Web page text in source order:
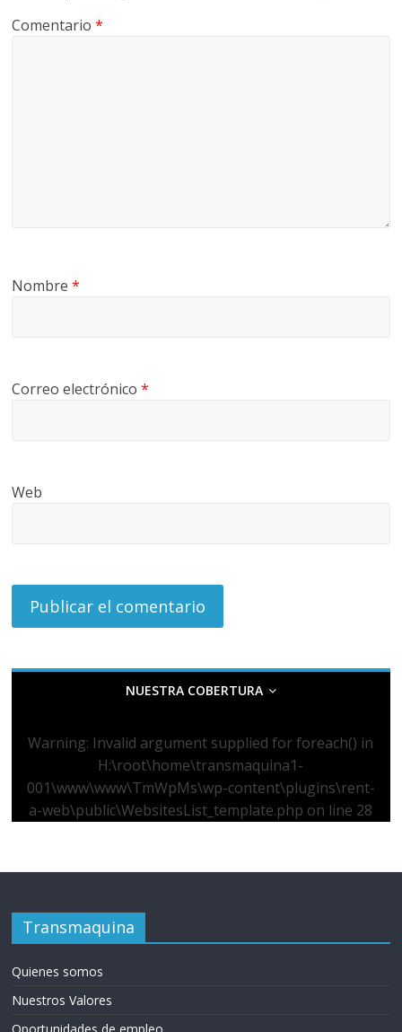
Comentario*
Nombre*
Correo electrónico*
Web
NUESTRA COBERTURA
Warning: Invalid argument supplied for foreach() in
H:\root\home\transmaquina1-
001\www\www\TmWpMs\wp-content\plugins\rent-
a-web\public\WebsitesList_template.php on line 28
Transmaquina
Quienes somos
Nuestros Valores
Oportunidades de empleo